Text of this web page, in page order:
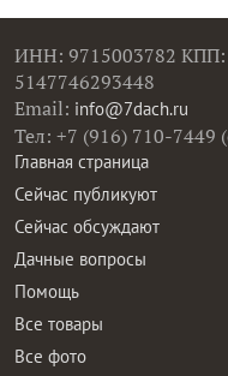
ИНН: 9715003782
5147746293448
Email: info@7dach.ru
Тел: +7 (916) 710-7449
Главная страница
Сейчас публикуют
Сейчас обсуждают
Дачные вопросы
Помощь
Все товары
Все фото